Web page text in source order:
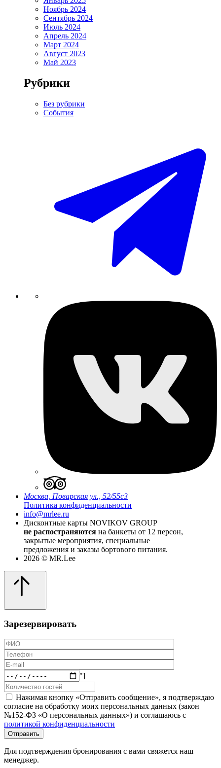
Ноябрь 2024
Сентябрь 2024
Июль 2024
Апрель 2024
Март 2024
Август 2023
Май 2023
Рубрики
Без рубрики
События
Москва, Поварская ул., 52/55с3
Политика конфиденциальности
info@mrlee.ru
Дисконтные карты NOVIKOV GROUP
не распостраняются на банкеты от 12 персон,
закрытые мероприятия, специальные
предложения и заказы бортового питания.
2026 © MR.Lee
Зарезервировать
"]
Нажимая кнопку «Отправить сообщение», я подтверждаю
согласие на обработку моих персональных данных (закон
№152-ФЗ «О персональных данных») и соглашаюсь с
политикой конфиденциальности
Для подтверждения бронирования с вами свяжется наш
менеджер.